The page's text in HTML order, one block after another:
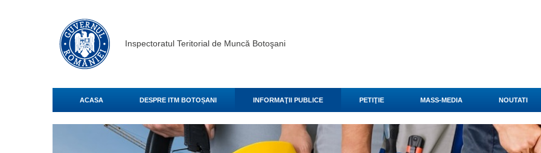
Inspectoratul Teritorial de Muncă Botoşani
ACASA DESPRE ITM BOTOȘANI INFORMAŢII PUBLICE PETIŢIE MASS-MEDIA NOUTATI